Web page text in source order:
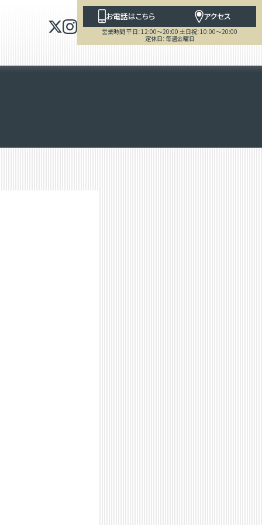
お電話はこちら アクセス
営業時間 平日：12:00～20:00 土日祝：10:00～20:00
定休日：毎週金曜日